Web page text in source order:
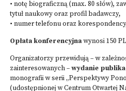
• notę biograficzną (max. 80 słów),
tytuł naukowy oraz profil badawczy,
• numer telefonu oraz
Opłata konferencyjnawynosi 150
Organizatorzy przewidują – w
zainteresowanych –wydanie
monografii w serii „Perspektywy
(udostępnionej w Centrum Otwartej